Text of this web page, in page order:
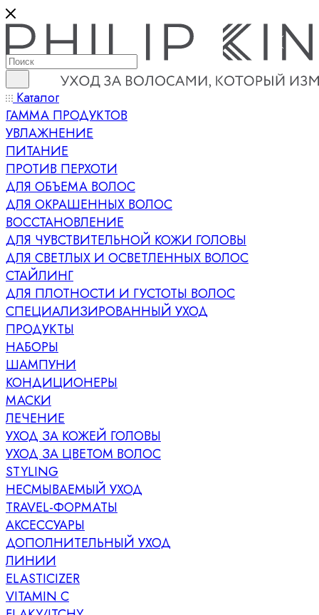
Каталог
ГАММА ПРОДУКТОВ
УВЛАЖНЕНИЕ
ПИТАНИЕ
ПРОТИВ ПЕРХОТИ
ДЛЯ ОБЪЕМА ВОЛОС
ДЛЯ ОКРАШЕННЫХ ВОЛОС
ВОССТАНОВЛЕНИЕ
ДЛЯ ЧУВСТВИТЕЛЬНОЙ КОЖИ ГОЛОВЫ
ДЛЯ СВЕТЛЫХ И ОСВЕТЛЕННЫХ ВОЛОС
СТАЙЛИНГ
ДЛЯ ПЛОТНОСТИ И ГУСТОТЫ ВОЛОС
СПЕЦИАЛИЗИРОВАННЫЙ УХОД
ПРОДУКТЫ
НАБОРЫ
ШАМПУНИ
КОНДИЦИОНЕРЫ
МАСКИ
ЛЕЧЕНИЕ
УХОД ЗА КОЖЕЙ ГОЛОВЫ
УХОД ЗА ЦВЕТОМ ВОЛОС
STYLING
НЕСМЫВАЕМЫЙ УХОД
TRAVEL-ФОРМАТЫ
АКСЕССУАРЫ
ДОПОЛНИТЕЛЬНЫЙ УХОД
ЛИНИИ
ELASTICIZER
VITAMIN C